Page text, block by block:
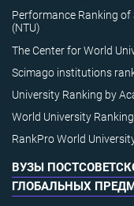
Performance Ranking
(NTU)
The Center for World
Scimago institutions
University Ranking by
World University
RankPro World
ВУЗЫ
ГЛОБАЛЬНЫХ